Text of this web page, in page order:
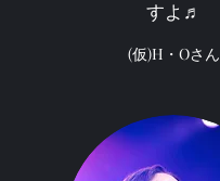
すよ♬
(仮)H・Oさん